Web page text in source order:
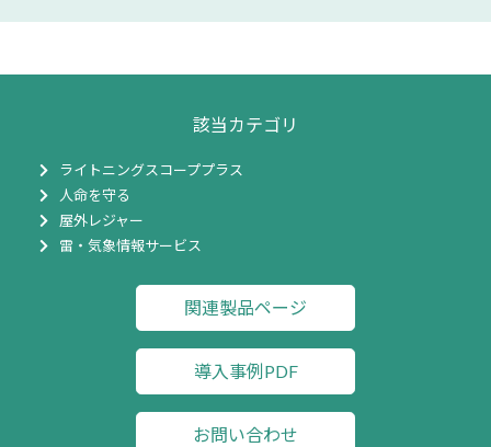
該当カテゴリ
ライトニングスコーププラス
人命を守る
屋外レジャー
雷・気象情報サービス
関連製品ページ
導入事例PDF
お問い合わせ